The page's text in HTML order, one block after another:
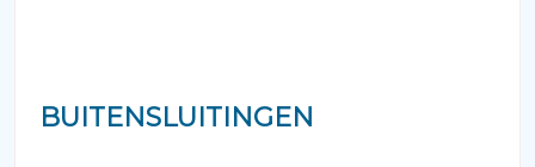
BUITENSLUITINGEN